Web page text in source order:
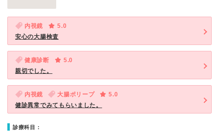
内視鏡
5.0
安心の大腸検査
健康診断
5.0
親切でした。
内視鏡 大腸ポリープ
5.0
健診異常でみてもらいました。
診療科目：